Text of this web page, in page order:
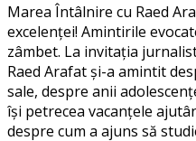
Marea Întâlnire cu Raed
excelenței! Amintirile
zâmbet. La invitația
Raed Arafat și-a amintit
sale, despre anii
își petrecea vacanțele
despre cum a ajuns să